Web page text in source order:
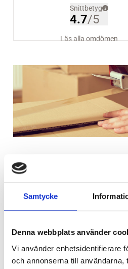
Samtycke
Denna webbplats använder
Vi använder enhetsidentifierare
och annonserna till användarna,
Vilka är era
Vi har satt ihop ett par viktiga
flytt på gång!
Var ute i god tid
Sortera och släng
Ha rejäla flyttlådor